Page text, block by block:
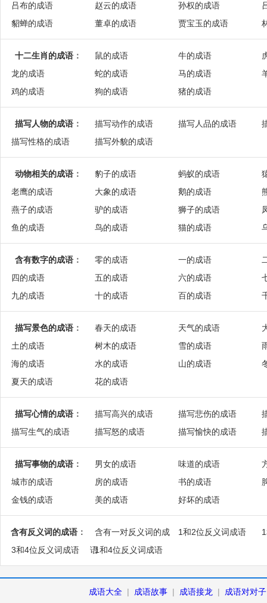
吕布的成语
赵云的成语 孙权的成语
貂蝉的成语
董卓的成语 贾宝玉的成语
十二生肖的成语 ： 鼠的成语 牛的成语
龙的成语
蛇的成语 马的成语
鸡的成语
狗的成语 猪的成语
描写人物的成语 ： 描写动作的成语 描写人品的成语
描写性格的成语
描写外貌的成语
动物相关的成语 ： 豹子的成语 蚂蚁的成语
老鹰的成语
大象的成语 鹅的成语
燕子的成语
驴的成语 狮子的成语
鱼的成语
鸟的成语 猫的成语
含有数字的成语 ： 零的成语 一的成语
四的成语
五的成语 六的成语
九的成语
十的成语 百的成语
描写景色的成语 ： 春天的成语 天气的成语
土的成语
树木的成语 雪的成语
海的成语
水的成语 山的成语
夏天的成语
花的成语
描写心情的成语 ： 描写高兴的成语 描写悲伤的成语
描写生气的成语
描写怒的成语 描写愉快的成语
描写事物的成语 ： 男女的成语 味道的成语
城市的成语
房的成语 书的成语
金钱的成语
美的成语 好坏的成语
含有反义词的成语 ：
含有一对反义词的成
语
1和2位反义词成语
3和4位反义词成语
1和4位反义词成语
成语大全 | 成语故事 | 成语接龙 |
成语对对子